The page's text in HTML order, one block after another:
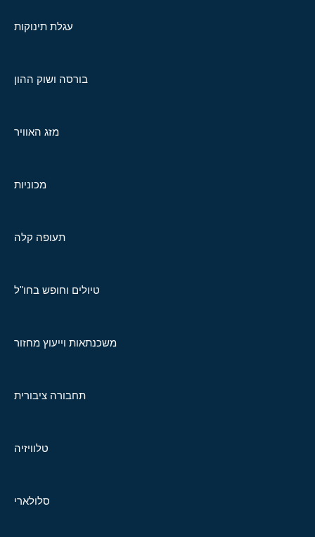
עגלת תינוקות
בורסה ושוק ההון
מזג האוויר
מכוניות
תעופה קלה
טיולים וחופש בחו"ל
משכנתאות וייעוץ מחזור
תחבורה ציבורית
טלוויזיה
סלולארי